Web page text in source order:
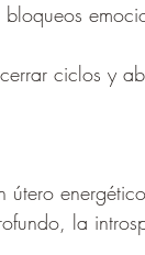
ciclos y
útero
la